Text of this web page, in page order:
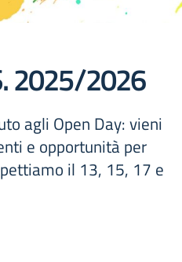
2025/2026
agli Open Day: vieni
e opportunità per
il 13, 15, 17 e